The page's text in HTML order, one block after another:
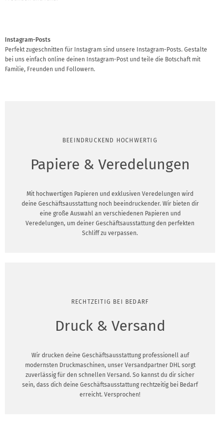
Instagram-Posts
Perfekt zugeschnitten für Instagram sind unsere Instagram-Posts. Gestalte
bei uns einfach online deinen Instagram-Post und teile die Botschaft mit
Familie, Freunden und Followern.
BEEINDRUCKEND HOCHWERTIG
Papiere & Veredelungen
Mit hochwertigen Papieren und exklusiven Veredelungen wird
deine Geschäftsausstattung noch beeindruckender. Wir bieten dir
eine große Auswahl an verschiedenen Papieren und
Veredelungen, um deiner Geschäftsausstattung den perfekten
Schliff zu verpassen.
RECHTZEITIG BEI BEDARF
Druck & Versand
Wir drucken deine Geschäftsausstattung professionell auf
modernsten Druckmaschinen, unser Versandpartner DHL sorgt
zuverlässig für den schnellen Versand. So kannst du dir sicher
sein, dass dich deine Geschäftsausstattung rechtzeitig bei Bedarf
erreicht. Versprochen!